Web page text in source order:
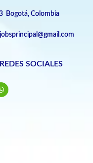
Bogotá, Colombia
SOCIALES